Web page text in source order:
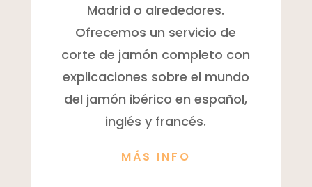
Madrid o alrededores.
Ofrecemos un servicio de
corte de jamón completo con
explicaciones sobre el mundo
del jamón ibérico en español,
inglés y francés.
MÁS INFO